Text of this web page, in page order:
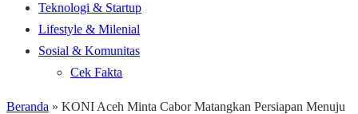
Teknologi & Startup
Lifestyle & Milenial
Sosial & Komunitas
Cek Fakta
Beranda » KONI Aceh Minta Cabor Matangkan Persiapan Menuju